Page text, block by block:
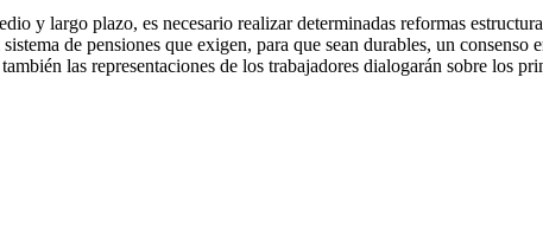
y largo plazo, es necesario realizar determinadas reformas
de pensiones que exigen, para que sean durables, un
las representaciones de los trabajadores dialogarán sobre los